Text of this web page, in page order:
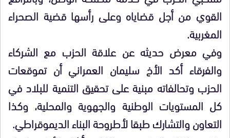
القوي من أجل قضاياه وعلى رأسها قضية الصحراء
المغربية.
وفي معرض حديثه عن علاقة الحزب مع الشركاء
والفرقاء أكد الأخ سليمان العمراني أن تموقعات
الحزب وتحالفاته مبنية على تحقيق التنمية للبلاد في
كل المستويات الوطنية والجهوية والمحلية، وكذا
التعاون والتشارك طبقا لأطروحة البناء الديموقراطي.